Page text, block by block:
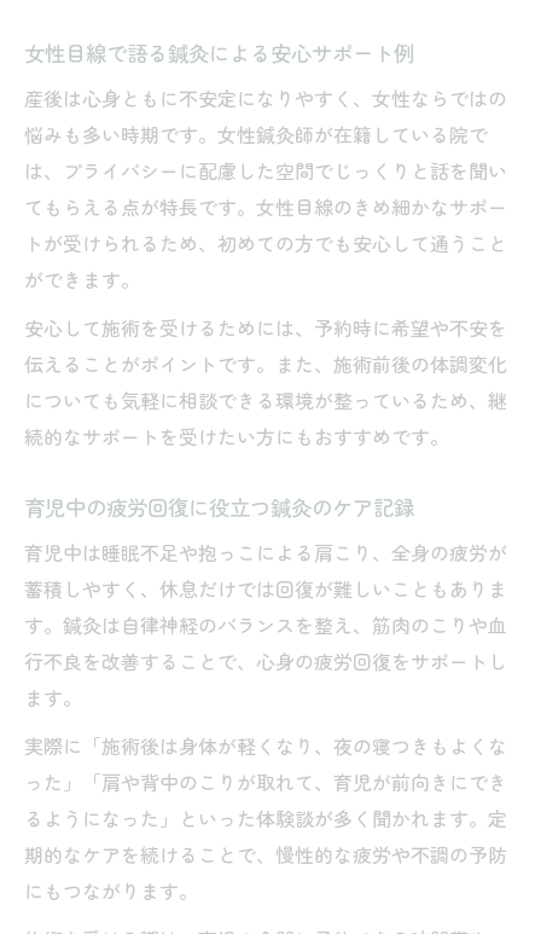
女性目線で語る鍼灸による安心サポート例
産後は心身ともに不安定になりやすく、女性ならではの
悩みも多い時期です。女性鍼灸師が在籍している院で
は、プライバシーに配慮した空間でじっくりと話を聞い
てもらえる点が特長です。女性目線のきめ細かなサポー
トが受けられるため、初めての方でも安心して通うこと
ができます。
安心して施術を受けるためには、予約時に希望や不安を
伝えることがポイントです。また、施術前後の体調変化
についても気軽に相談できる環境が整っているため、継
続的なサポートを受けたい方にもおすすめです。
育児中の疲労回復に役立つ鍼灸のケア記録
育児中は睡眠不足や抱っこによる肩こり、全身の疲労が
蓄積しやすく、休息だけでは回復が難しいこともありま
す。鍼灸は自律神経のバランスを整え、筋肉のこりや血
行不良を改善することで、心身の疲労回復をサポートし
ます。
実際に「施術後は身体が軽くなり、夜の寝つきもよくな
った」「肩や背中のこりが取れて、育児が前向きにでき
るようになった」といった体験談が多く聞かれます。定
期的なケアを続けることで、慢性的な疲労や不調の予防
にもつながります。